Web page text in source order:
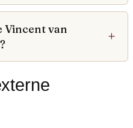
Vincent van